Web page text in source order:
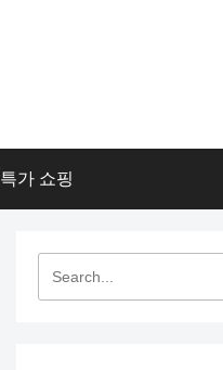
특가 쇼핑